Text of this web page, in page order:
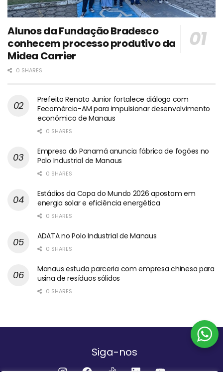
Alunos da Fundação Bradesco
conhecem processo produtivo da
Midea Carrier
0 SHARES
Prefeito Renato Junior fortalece diálogo com
Fecomércio-AM para impulsionar desenvolvimento
econômico de Manaus
0 SHARES
Empresa do Panamá anuncia fábrica de fogões no
Polo Industrial de Manaus
0 SHARES
Estádios da Copa do Mundo 2026 apostam em
energia solar e eficiência energética
0 SHARES
ADATA no Polo Industrial de Manaus
0 SHARES
Manaus estuda parceria com empresa chinesa para
usina de resíduos sólidos
0 SHARES
Siga-nos